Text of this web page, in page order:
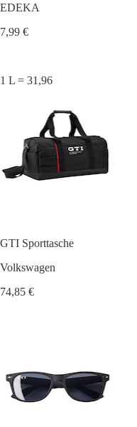
EDEKA
7,99 €
1 L = 31,96
GTI Sporttasche
Volkswagen
74,85 €